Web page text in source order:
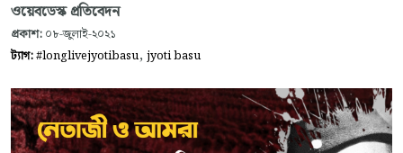
ওয়েবডেস্ক প্রতিবেদন
প্রকাশ: ০৮-জুলাই-২০২১
ট্যাগ:#longlivejyotibasu, jyoti basu